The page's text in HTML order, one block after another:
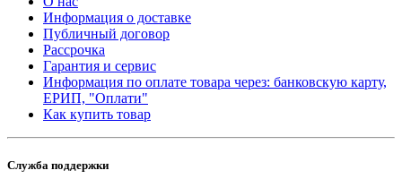
Информация о доставке
Публичный договор
Рассрочка
Гарантия и сервис
Информация по оплате товара через: банковскую карту,
ЕРИП, "Оплати"
Как купить товар
Служба поддержки